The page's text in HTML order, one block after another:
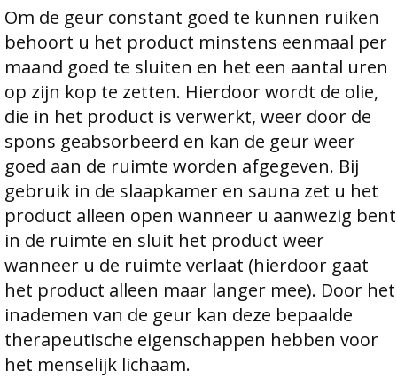
Om de geur constant goed te kunnen ruiken
behoort u het product minstens eenmaal per
maand goed te sluiten en het een aantal uren
op zijn kop te zetten. Hierdoor wordt de olie,
die in het product is verwerkt, weer door de
spons geabsorbeerd en kan de geur weer
goed aan de ruimte worden afgegeven. Bij
gebruik in de slaapkamer en sauna zet u het
product alleen open wanneer u aanwezig bent
in de ruimte en sluit het product weer
wanneer u de ruimte verlaat (hierdoor gaat
het product alleen maar langer mee). Door het
inademen van de geur kan deze bepaalde
therapeutische eigenschappen hebben voor
het menselijk lichaam.